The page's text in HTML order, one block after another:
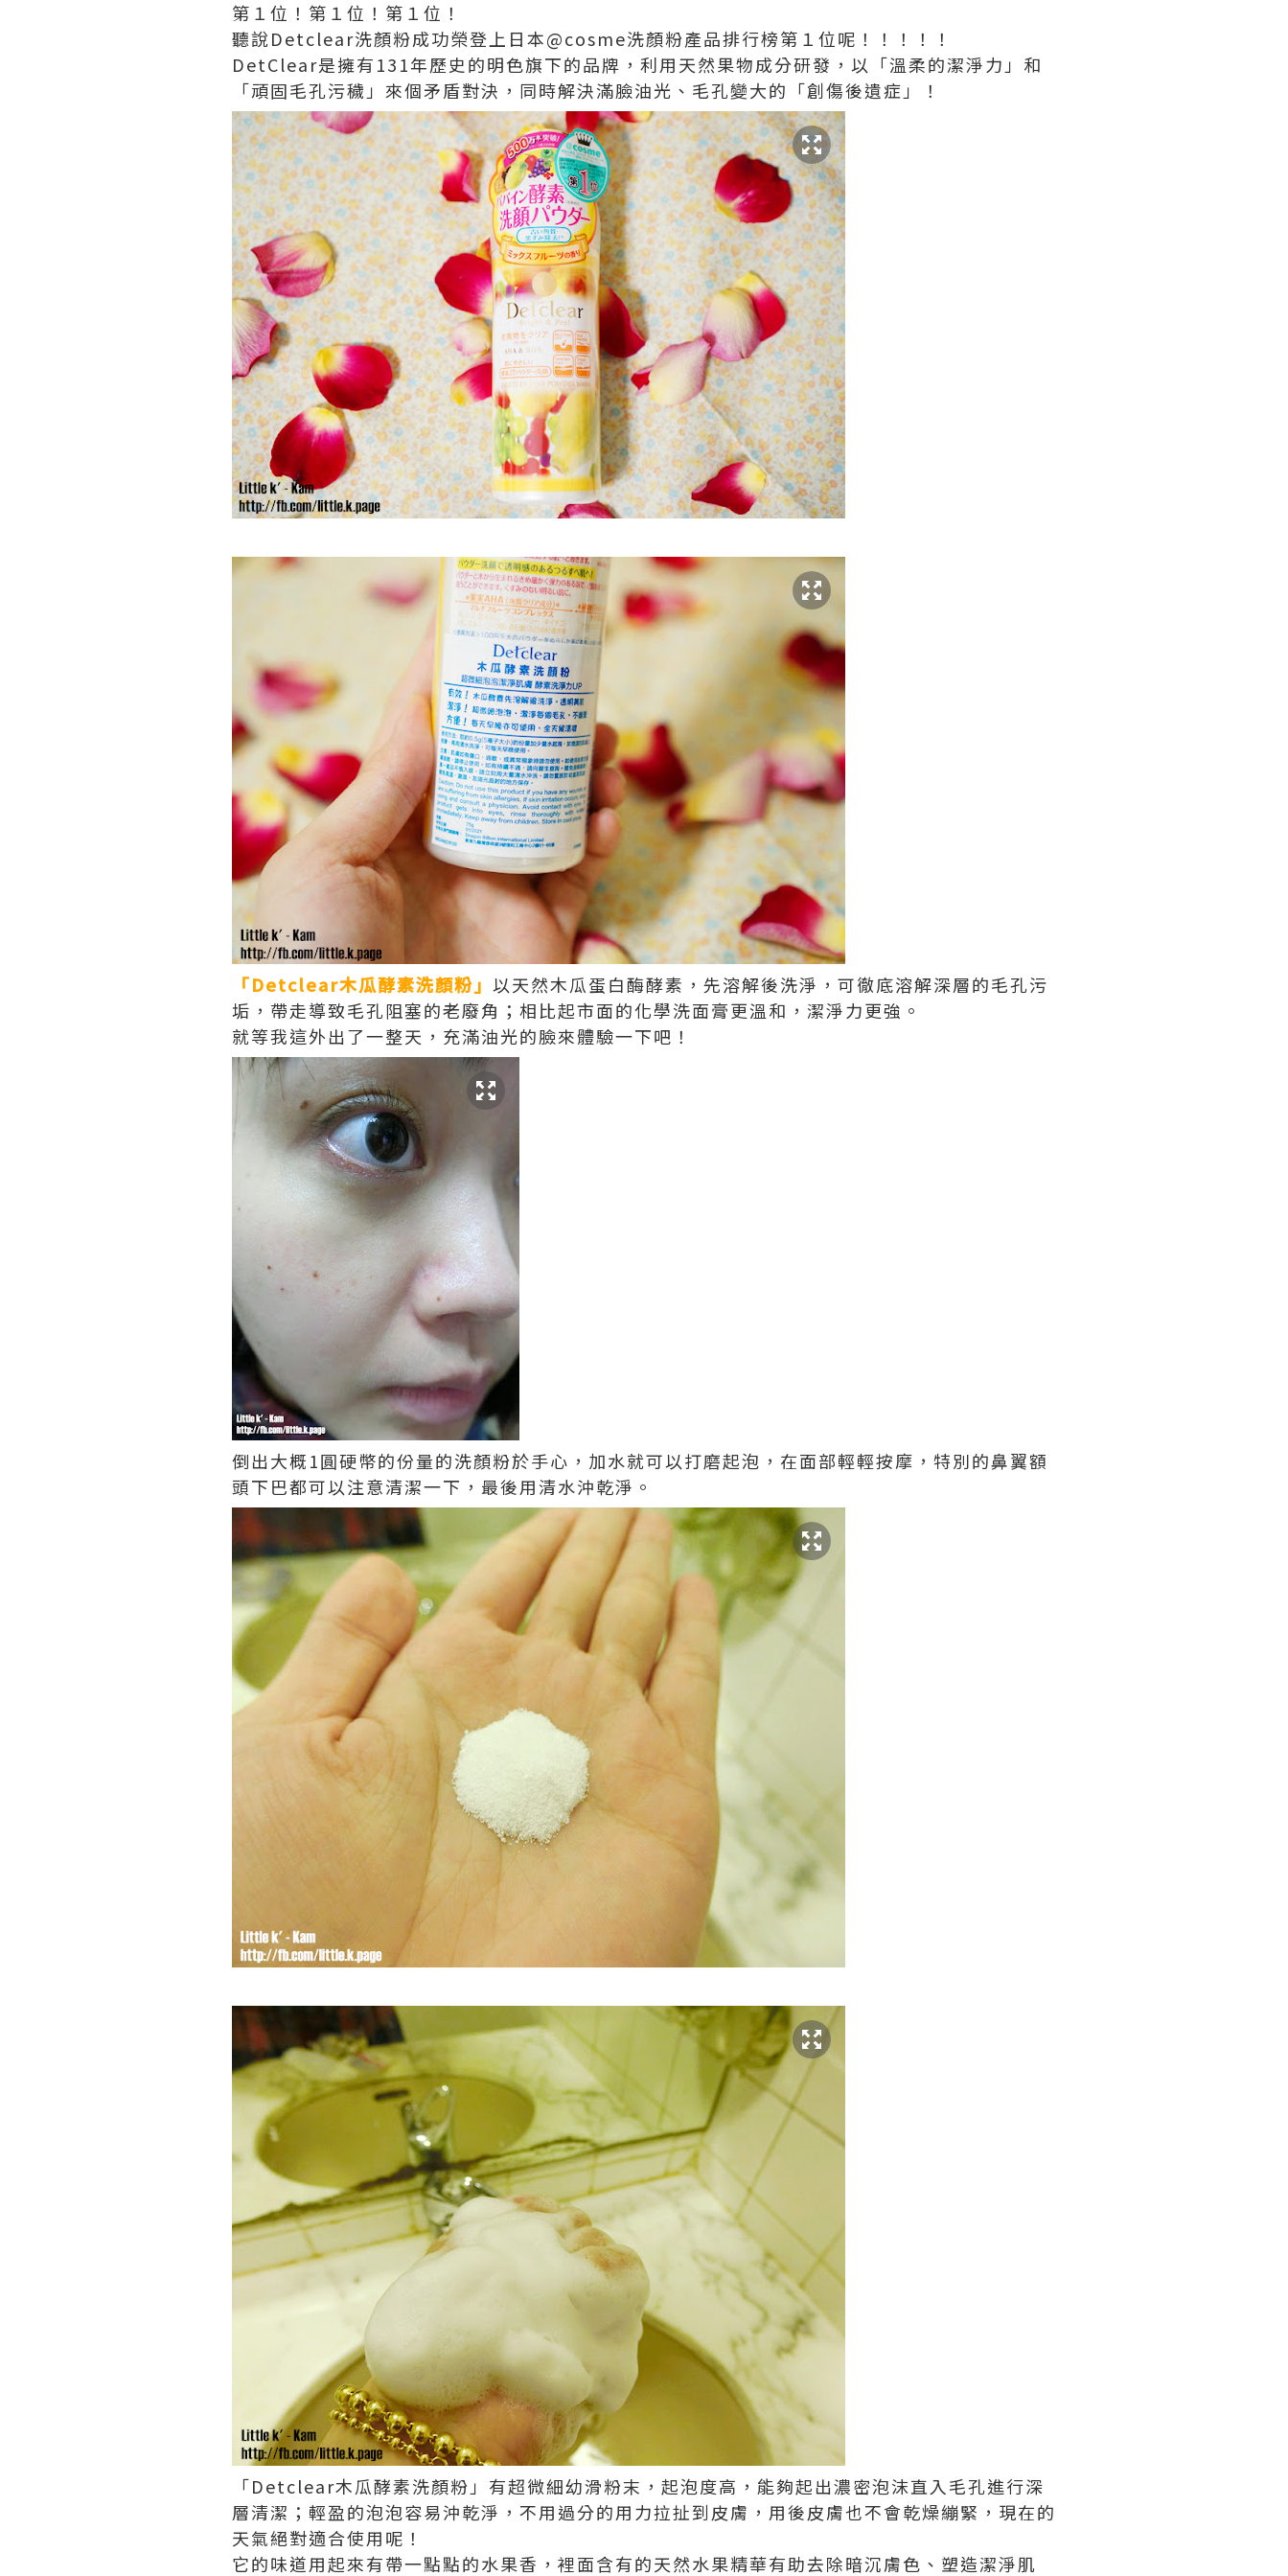
第１位！第１位！第１位！
聽說Detclear洗顏粉成功榮登上日本@cosme洗顏粉產品排行榜第１位呢！！！！！
DetClear是擁有131年歷史的明色旗下的品牌，利用天然果物成分研發，以「溫柔的潔淨力」和
「頑固毛孔污穢」來個矛盾對決，同時解決滿臉油光、毛孔變大的「創傷後遺症」！
「Detclear木瓜酵素洗顏粉」 以天然木瓜蛋白酶酵素，先溶解後洗淨，可徹底溶解深層的毛孔污
垢，帶走導致毛孔阻塞的老廢角；相比起市面的化學洗面膏更溫和，潔淨力更強。
就等我這外出了一整天，充滿油光的臉來體驗一下吧！
倒出大概1圓硬幣的份量的洗顏粉於手心，加水就可以打磨起泡，在面部輕輕按摩，特別的鼻翼額
頭下巴都可以注意清潔一下，最後用清水沖乾淨。
「Detclear木瓜酵素洗顏粉」有超微細幼滑粉末，起泡度高，能夠起出濃密泡沫直入毛孔進行深
層清潔；輕盈的泡泡容易沖乾淨，不用過分的用力拉扯到皮膚，用後皮膚也不會乾燥繃緊，現在的
天氣絕對適合使用呢！
它的味道用起來有帶一點點的水果香，裡面含有的天然水果精華有助去除暗沉膚色、塑造潔淨肌